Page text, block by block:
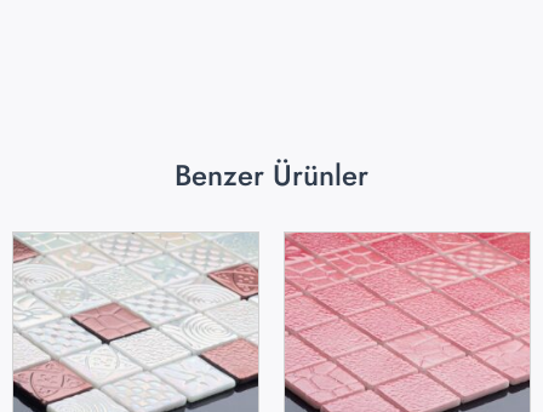
Benzer Ürünler